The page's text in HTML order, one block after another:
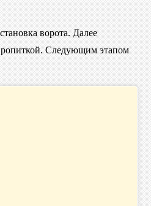
ворота. Далее
Следующим этапом